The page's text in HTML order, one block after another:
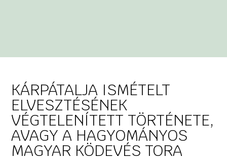
KÁRPÁTALJA ISMÉTELT
ELVESZTÉSÉNEK
VÉGTELENÍTETT TÖRTÉNETE,
AVAGY A HAGYOMÁNYOS
MAGYAR KÖDEVÉS TORA